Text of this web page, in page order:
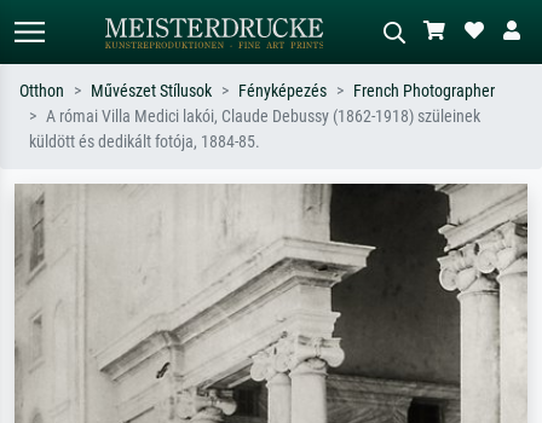
Alap keresés
szerint – pl. Monet, Csillagos éj,
impresszionizmus, Hokusai-hullám,
piros absztrakt, sötét olajkép, álló akt
egy fa mellett.
Otthon Művészet Stílusok Fényképezés
French Photographer
A római Villa Medici lakói, Claude Debussy (1862-1918) szüleinek
küldött és dedikált fotója, 1884-85.